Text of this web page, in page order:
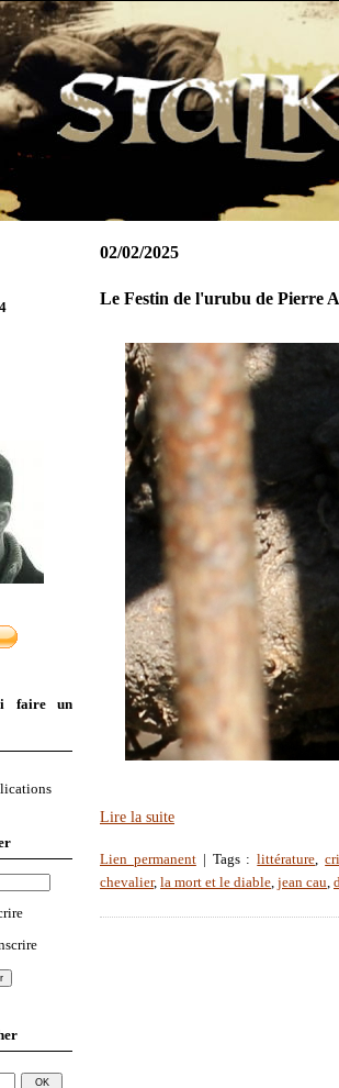
faire un
02/02/2025
Le Festin de l'urubu de Pierre
Lire la suite
Lien permanent| Tags :littérature,
chevalier, la mort et le diable, jean cau,